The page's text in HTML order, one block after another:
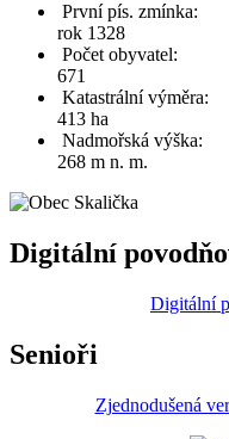
První pís. zmínka:
rok 1328
Počet obyvatel:
671
Katastrální výměra:
413 ha
Nadmořská výška:
268 m n. m.
Digitální
Digitální
Senioři
Zjednodušená